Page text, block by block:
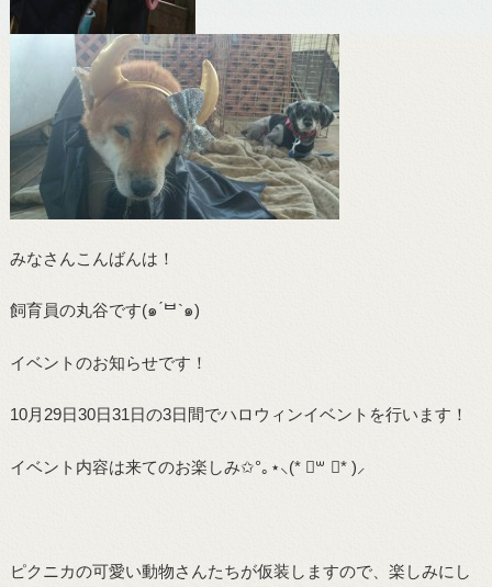
みなさんこんばんは！
飼育員の丸谷です(๑ ́ᄇ`๑)
イベントのお知らせです！
10月29日30日31日の3日間でハロウィンイベントを行います！
イベント内容は来てのお楽しみ✩°｡⋆⸜(* ॑꒳ ॑* )⸝
ピクニカの可愛い動物さんたちが仮装しますので、楽しみにし